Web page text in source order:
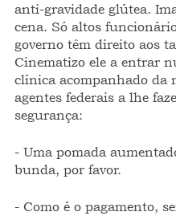
anti-gravidade glútea.
cena. Só altos
governo têm direito aos
Cinematizo ele a entrar
clínica acompanhado da
agentes federais a lhe
segurança:
- Uma pomada
bunda, por favor.
- Como é o pagamento,